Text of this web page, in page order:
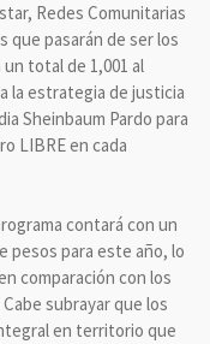
Redes Comunitarias
que pasarán de ser los
total de 1,001 al
la estrategia de justicia
Sheinbaum Pardo para
LIBRE en cada
contará con un
pesos para este año, lo
comparación con los
subrayar que los
en territorio que